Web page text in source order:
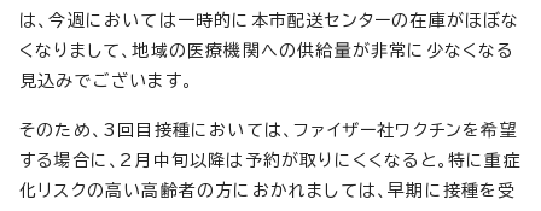
は、今週においては一時的に本市配送センターの在庫がほぼな
くなりまして、地域の医療機関への供給量が非常に少なくなる
見込みでございます。
そのため、3回目接種においては、ファイザー社ワクチンを希望
する場合に、2月中旬以降は予約が取りにくくなると。特に重症
化リスクの高い高齢者の方におかれましては、早期に接種を受